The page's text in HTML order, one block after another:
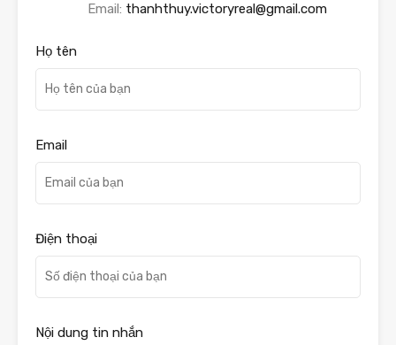
Email: thanhthuy.victoryreal@gmail.com
Họ tên
Email
Điện thoại
Nội dung tin nhắn